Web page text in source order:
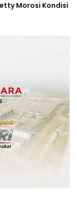
Morosi Kondisi